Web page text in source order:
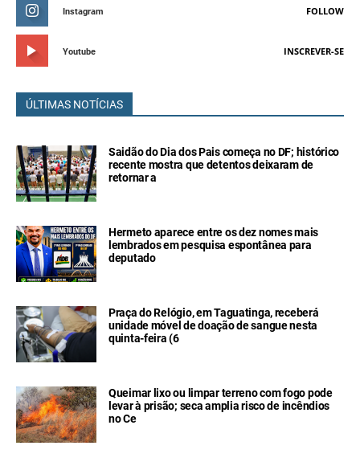
Instagram FOLLOW
Youtube INSCREVER-SE
ÚLTIMAS NOTÍCIAS
Saidão do Dia dos Pais começa no DF; histórico
recente mostra que detentos deixaram de
retornar a
Hermeto aparece entre os dez nomes mais
lembrados em pesquisa espontânea para
deputado
Praça do Relógio, em Taguatinga, receberá
unidade móvel de doação de sangue nesta
quinta-feira (6
Queimar lixo ou limpar terreno com fogo pode
levar à prisão; seca amplia risco de incêndios
no Ce